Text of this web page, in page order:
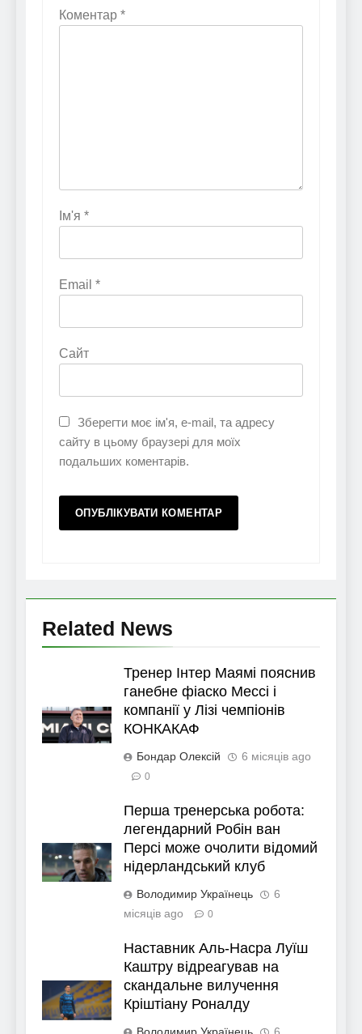
Коментар *
Ім'я *
Email *
Сайт
Зберегти моє ім'я, e-mail, та адресу
сайту в цьому браузері для моїх
подальших коментарів.
Related News
Тренер Інтер Маямі пояснив
ганебне фіаско Мессі і
компанії у Лізі чемпіонів
КОНКАКАФ
Бондар Олексій 6 місяців ago
0
Перша тренерська робота:
легендарний Робін ван
Персі може очолити відомий
нідерландський клуб
Володимир Українець
6
місяців ago
0
Наставник Аль-Насра Луїш
Каштру відреагував на
скандальне вилучення
Кріштіану Роналду